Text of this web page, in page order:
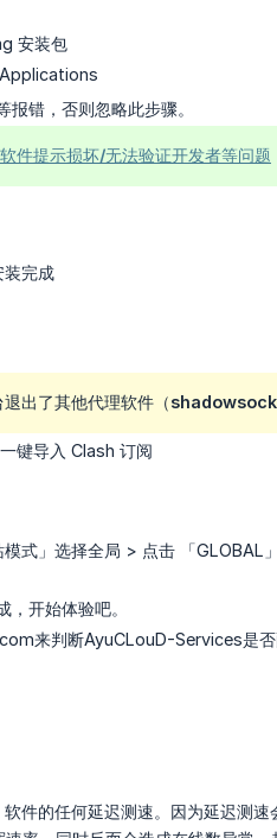
安装包
报错，否则忽略此步骤。
件提示损坏/无法验证开发者等问题
完成
退出了其他代理软件（
键导入 Clash 订阅
式」选择全局 > 点击 「GLOBAL
，开始体验吧。
来判断AyuCLouD-Services是否
件的任何延迟测速。因为延迟测